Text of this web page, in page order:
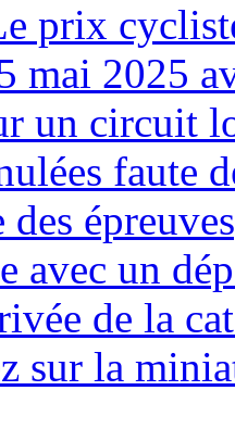
prix
mai 2025
un circuit
faute
des
avec un
de la
sur la